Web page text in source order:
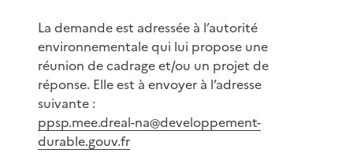
La demande est adressée à l’autorité
environnementale qui lui propose une
réunion de cadrage et/ou un projet de
réponse. Elle est à envoyer à l’adresse
suivante :
ppsp.mee.dreal-na@developpement-
durable.gouv.fr